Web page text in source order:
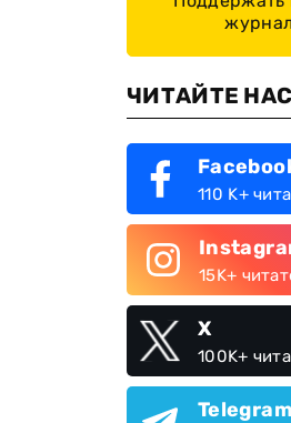
ЧИТАЙТЕ
110 K+
15K+
X
100K+
Telegram